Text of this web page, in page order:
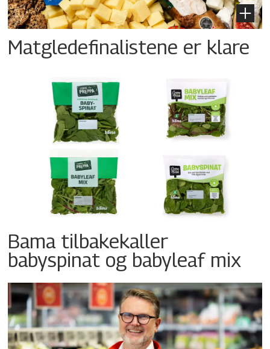
Matgledefinalistene er klare
Bama tilbakekaller
babyspinat og babyleaf mix